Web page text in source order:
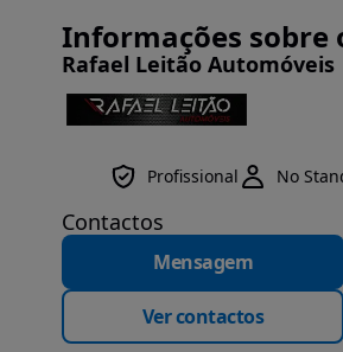
Informações sobre
Rafael Leitão Automóveis
Profissional No
Contactos
Mensagem
Ver contactos